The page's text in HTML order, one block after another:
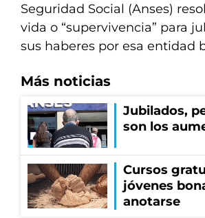
Seguridad Social (Anses)
vida o “supervivencia” para
sus haberes por esa entidad
Más noticias
Jubilados,
son los
Cursos
jóvenes
anotarse